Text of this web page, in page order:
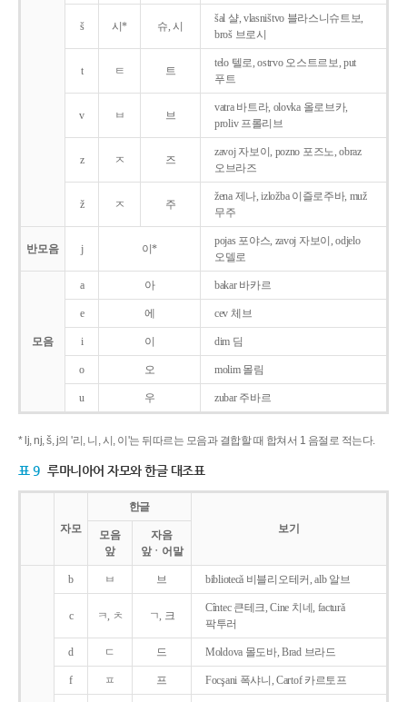
š 시* 슈, 시
šal 샬, vlasništvo 블라스니슈트보,
broš 브로시
t ㅌ 트
telo 텔로, ostrvo 오스트르보, put
푸트
v ㅂ 브
vatra 바트라, olovka 올로브카,
proliv 프롤리브
z ㅈ 즈
zavoj 자보이, pozno 포즈노, obraz
오브라즈
ž ㅈ 주
žena 제나, izložba 이즐로주바, muž
무주
반모음 j 이*
pojas 포야스, zavoj 자보이, odjelo
오델로
모음
a 아 bakar 바카르
e 에 cev 체브
i 이 dim 딤
o 오 molim 몰림
u 우 zubar 주바르
* lj, nj, š, j의 '리, 니, 시, 이'는 뒤따르는 모음과 결합할 때 합쳐서 1 음절로 적는다.
표 9 루마니아어 자모와 한글 대조표
자모
한글
보기
모음
앞
자음
앞ㆍ어말
b ㅂ 브 bibliotecǎ 비블리오테커, alb 알브
c ㅋ, ㅊ ㄱ, 크
Cîntec 큰테크, Cine 치네, facturǎ
팍투러
d ㄷ 드 Moldova 몰도바, Brad 브라드
f ㅍ 프 Focşani 폭샤니, Cartof 카르토프